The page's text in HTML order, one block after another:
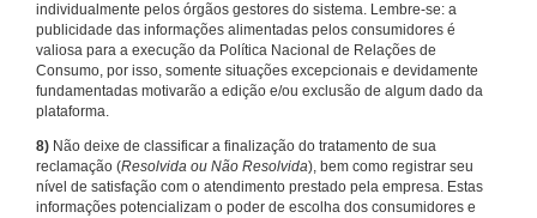
individualmente pelos órgãos gestores do sistema. Lembre-se: a
publicidade das informações alimentadas pelos consumidores é
valiosa para a execução da Política Nacional de Relações de
Consumo, por isso, somente situações excepcionais e devidamente
fundamentadas motivarão a edição e/ou exclusão de algum dado da
plataforma.
8) Não deixe de classificar a finalização do tratamento de sua
reclamação (Resolvida ou Não Resolvida), bem como registrar seu
nível de satisfação com o atendimento prestado pela empresa. Estas
informações potencializam o poder de escolha dos consumidores e